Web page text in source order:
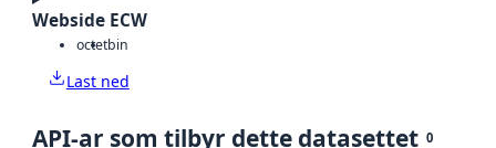
Webside ECW
octetbin
Last ned
API-ar som tilbyr dette datasettet 0